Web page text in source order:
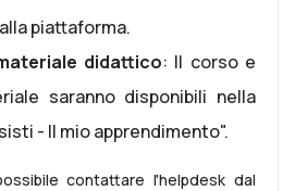
piattaforma.
didattico: Il corso e
saranno disponibili nella
- Il mio apprendimento".
contattare l'helpdesk dal